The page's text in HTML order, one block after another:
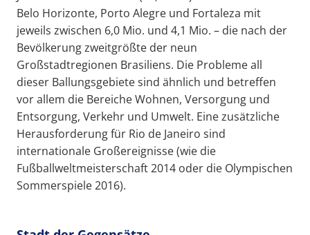
Belo Horizonte, Porto Alegre und Fortaleza mit
jeweils zwischen 6,0 Mio. und 4,1 Mio. – die nach der
Bevölkerung zweitgrößte der neun
Großstadtregionen Brasiliens. Die Probleme all
dieser Ballungsgebiete sind ähnlich und betreffen
vor allem die Bereiche Wohnen, Versorgung und
Entsorgung, Verkehr und Umwelt. Eine zusätzliche
Herausforderung für Rio de Janeiro sind
internationale Großereignisse (wie die
Fußballweltmeisterschaft 2014 oder die Olympischen
Sommerspiele 2016).